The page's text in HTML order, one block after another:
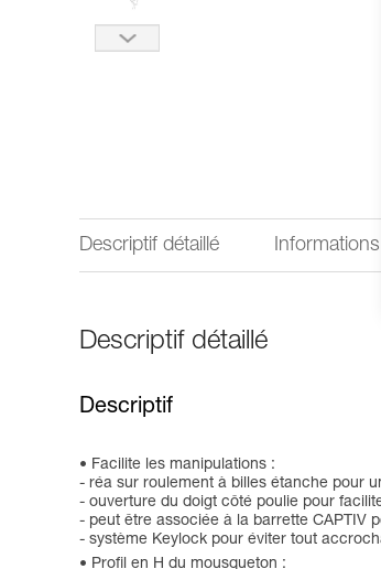
Descriptif détaillé
Descriptif détaillé
Descriptif
Facilite les manipulations :
- réa sur roulement à billes étanche pour
- ouverture du doigt côté poulie pour
- peut être associée à la barrette CAPTIV
- système Keylock pour éviter tout
Profil en H du mousqueton :